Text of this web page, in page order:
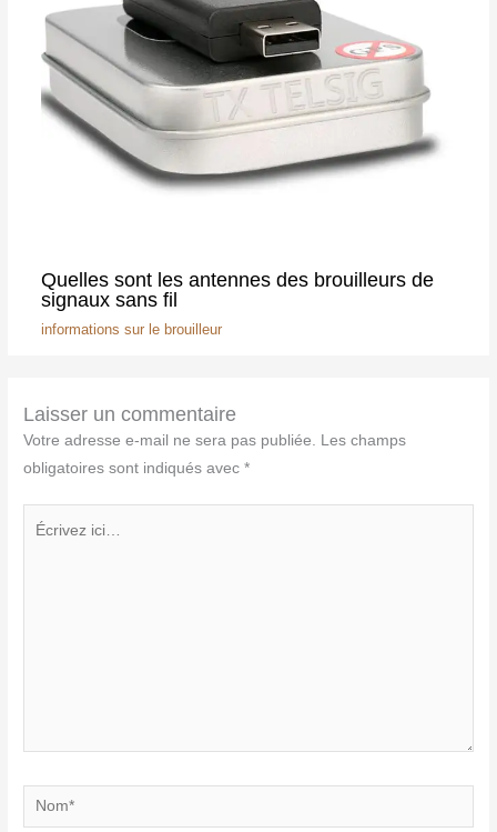
Quelles sont les antennes des brouilleurs de
signaux sans fil
informations sur le brouilleur
Laisser un commentaire
Votre adresse e-mail ne sera pas publiée.
Les champs
obligatoires sont indiqués avec*
Écrivez
Nom*